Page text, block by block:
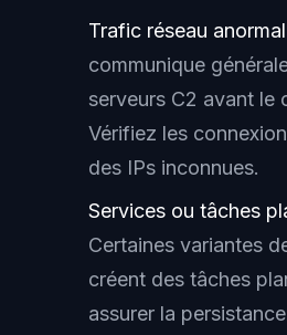
Trafic réseau anormal
communique
serveurs C2 avant le
Vérifiez les
des IPs inconnues.
Services ou tâches
Certaines variantes
créent des tâches
assurer la